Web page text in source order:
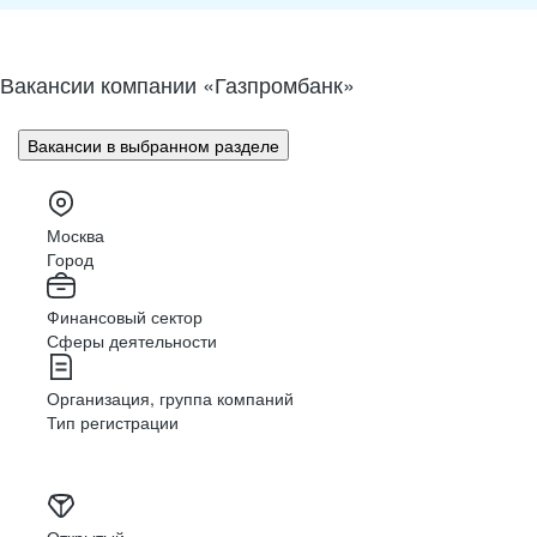
О нас Розничный бизнес
Вакансии компании «Газпромбанк»
Вакансии в выбранном разделе
Москва
Город
Финансовый сектор
Сферы деятельности
Организация, группа компаний
Тип регистрации